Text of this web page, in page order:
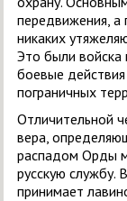
передвижения,
никаких
Это были войска
боевые
пограничных
Отличительной
вера,
распадом Орды
русскую службу.
принимает